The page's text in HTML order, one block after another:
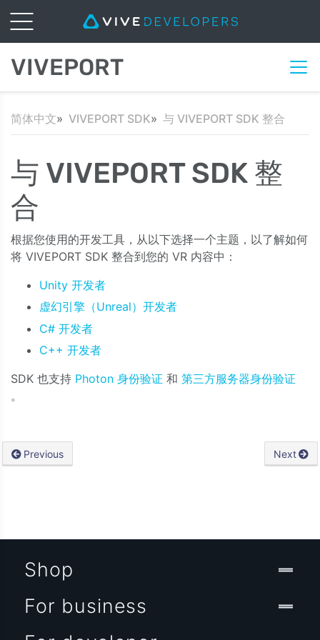
VIVEPORT
简体中文 VIVEPORT SDK 与 VIVEPORT SDK 整合
与 VIVEPORT SDK 整
合
根据您使用的开发工具，从以下选择一个主题，以了解如何
将 VIVEPORT SDK 整合到您的 VR 内容中：
Unity 开发者
虚幻引擎（Unreal）开发者
C# 开发者
C++ 开发者
SDK 也支持 Photon 身份验证 和 第三方服务器身份验证
。
Previous Next
Shop
For business